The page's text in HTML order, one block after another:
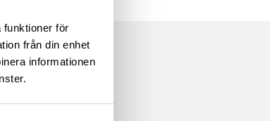
funktioner för
från din enhet
informationen